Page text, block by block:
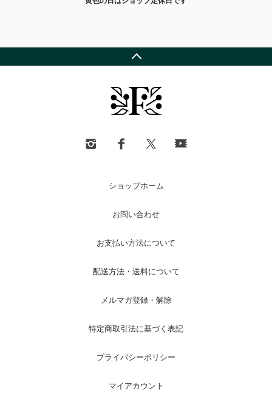
ショップホーム
お問い合わせ
お支払い方法について
配送方法・送料について
メルマガ登録・解除
特定商取引法に基づく表記
プライバシーポリシー
マイアカウント